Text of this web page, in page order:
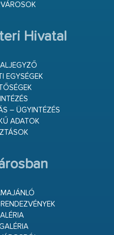
Hivatal
EGYSÉGEK
– ÜGYINTÉZÉS
ADATOK